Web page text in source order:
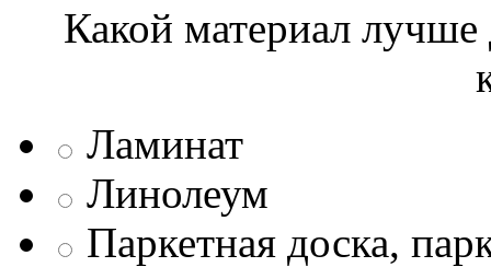
Какой материал
Ламинат
Линолеум
Паркетная доска,